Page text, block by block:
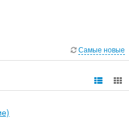
Самые новые